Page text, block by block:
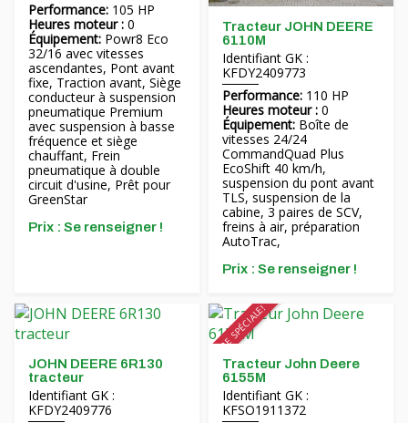
Performance: 105 HP
Heures moteur : 0
Équipement: Powr8 Eco
32/16 avec vitesses
ascendantes, Pont avant
fixe, Traction avant, Siège
conducteur à suspension
pneumatique Premium
avec suspension à basse
fréquence et siège
chauffant, Frein
pneumatique à double
circuit d'usine, Prêt pour
GreenStar
Prix ​​: Se renseigner !
Tracteur JOHN DEERE
6110M
Identifiant GK :
KFDY2409773
Performance: 110 HP
Heures moteur : 0
Équipement: Boîte de
vitesses 24/24
CommandQuad Plus
EcoShift 40 km/h,
suspension du pont avant
TLS, suspension de la
cabine, 3 paires de SCV,
freins à air, préparation
AutoTrac,
Prix ​​: Se renseigner !
JOHN DEERE 6R130
tracteur
Identifiant GK :
KFDY2409776
OFFRE SPÉCIALE!
Tracteur John Deere
6155M
Identifiant GK :
KFSO1911372